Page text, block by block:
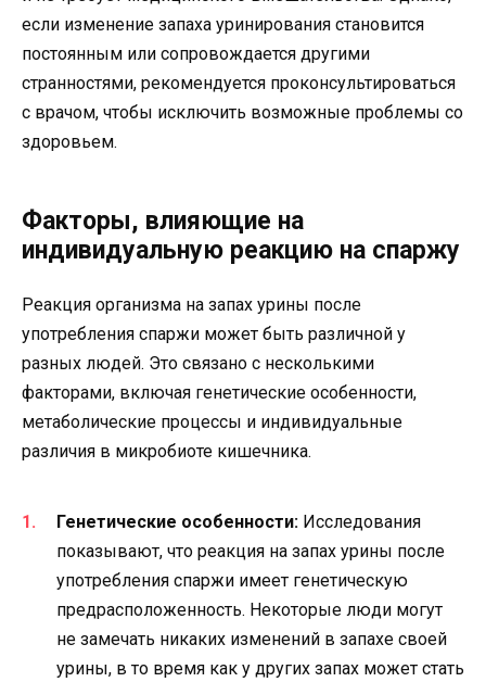
если изменение запаха уринирования становится
постоянным или сопровождается другими
странностями, рекомендуется проконсультироваться
с врачом, чтобы исключить возможные проблемы со
здоровьем.
Факторы, влияющие на
индивидуальную реакцию на спаржу
Реакция организма на запах урины после
употребления спаржи может быть различной у
разных людей. Это связано с несколькими
факторами, включая генетические особенности,
метаболические процессы и индивидуальные
различия в микробиоте кишечника.
Генетические особенности: Исследования
показывают, что реакция на запах урины после
употребления спаржи имеет генетическую
предрасположенность. Некоторые люди могут
не замечать никаких изменений в запахе своей
урины, в то время как у других запах может стать